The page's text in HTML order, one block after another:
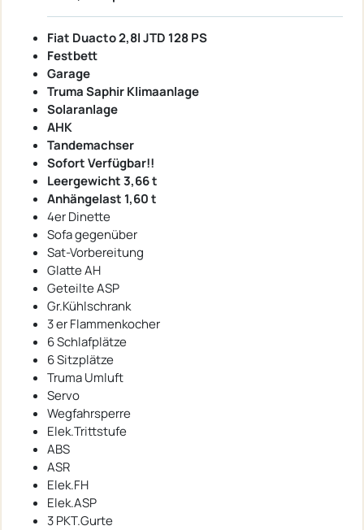
Fiat Duacto 2,8l JTD 128 PS
Festbett
Garage
Truma Saphir Klimaanlage
Solaranlage
AHK
Tandemachser
Sofort Verfügbar!!
Leergewicht 3,66 t
Anhängelast 1,60 t
4er Dinette
Sofa gegenüber
Sat-Vorbereitung
Glatte AH
Geteilte ASP
Gr.Kühlschrank
3 er Flammenkocher
6 Schlafplätze
6 Sitzplätze
Truma Umluft
Servo
Wegfahrsperre
Elek.Trittstufe
ABS
ASR
Elek.FH
Elek.ASP
3 PKT.Gurte